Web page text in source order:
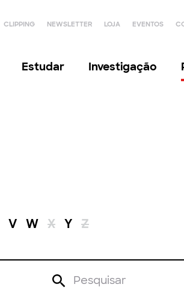
CLIPPING NEWSLETTER LOJA EVENTOS
Estudar Investigação
V W X Y Z